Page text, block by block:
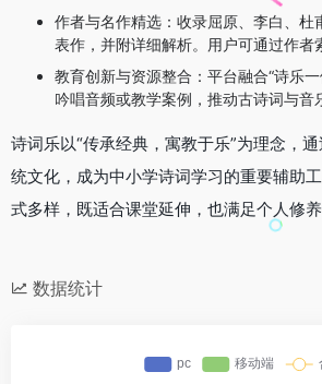
作者与名作精选：收录屈原、李白、杜
表作，并附详细解析。用户可通过作者
教育创新与资源整合：平台融合“诗乐
吟唱音频或教学案例，推动古诗词与音
诗词乐以“传承经典，寓教于乐”为理念，
统文化，成为中小学诗词学习的重要辅助
式多样，既适合课堂延伸，也满足个人修养
数据统计